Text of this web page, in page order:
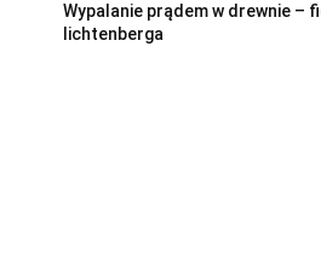
Wypalanie prądem w drewnie –
lichtenberga